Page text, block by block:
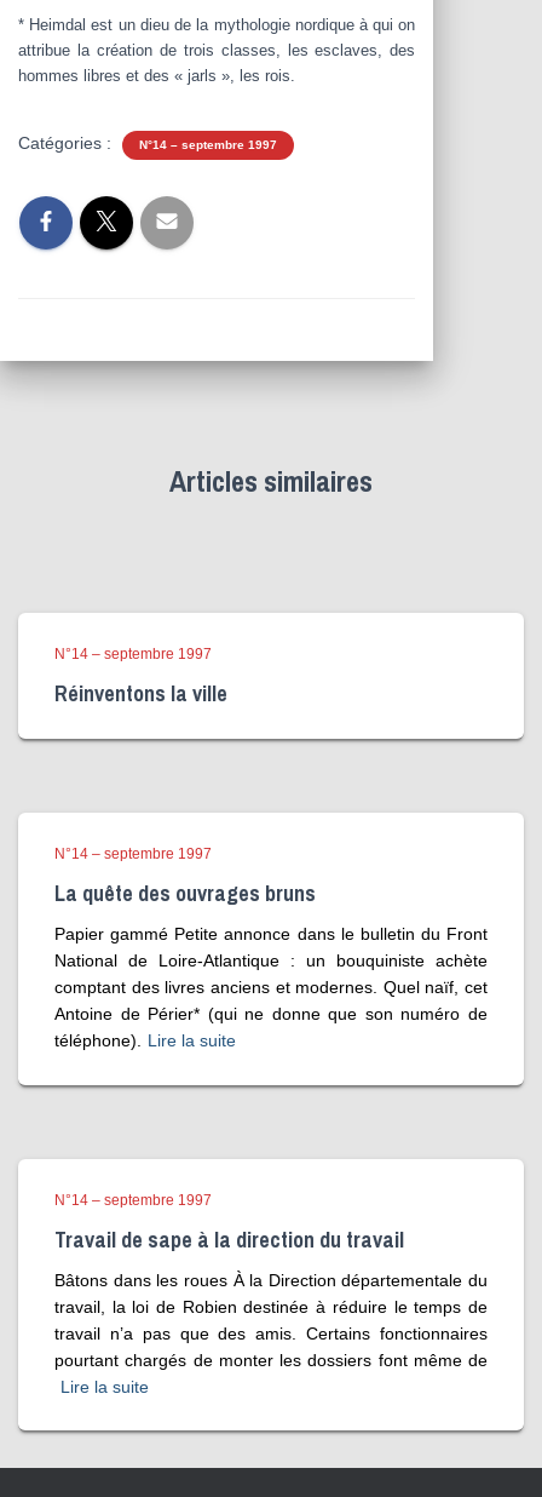
* Heimdal est un dieu de la mythologie nordique à qui on
attribue la création de trois classes, les esclaves, des
hommes libres et des « jarls », les rois.
Catégories : N°14 – septembre 1997
Articles similaires
N°14 – septembre 1997
Réinventons la ville
N°14 – septembre 1997
La quête des ouvrages bruns
Papier gammé Petite annonce dans le bulletin du Front
National de Loire-Atlantique : un bouquiniste achète
comptant des livres anciens et modernes. Quel naïf, cet
Antoine de Périer* (qui ne donne que son numéro de
téléphone). Lire la suite
N°14 – septembre 1997
Travail de sape à la direction du travail
Bâtons dans les roues À la Direction départementale du
travail, la loi de Robien destinée à réduire le temps de
travail n’a pas que des amis. Certains fonctionnaires
pourtant chargés de monter les dossiers font même de
Lire la suite